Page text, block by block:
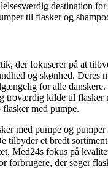
destination
til flasker og
der fokuserer på at
og skønhed. Deres
for alle
troværdig kilde til flasker
med pumpe.
med pumpe og
tilbyder et bredt
Med24s fokus på
forbrugere, der søger